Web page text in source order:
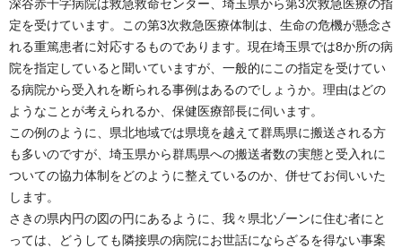
深谷赤十字病院は救急救命センター、埼玉県から第3次救急医療の指
定を受けています。この第3次救急医療体制は、生命の危機が懸念さ
れる重篤患者に対応するものであります。現在埼玉県では8か所の病
院を指定していると聞いていますが、一般的にこの指定を受けてい
る病院から受入れを断られる事例はあるのでしょうか。理由はどの
ようなことが考えられるか、保健医療部長に伺います。
この例のように、県北地域では県境を越えて群馬県に搬送される方
も多いのですが、埼玉県から群馬県への搬送者数の実態と受入れに
ついての協力体制をどのように整えているのか、併せてお伺いいた
します。
さきの県内円の図の円にあるように、我々県北ゾーンに住む者にと
っては、どうしても隣接県の病院にお世話にならざるを得ない事案